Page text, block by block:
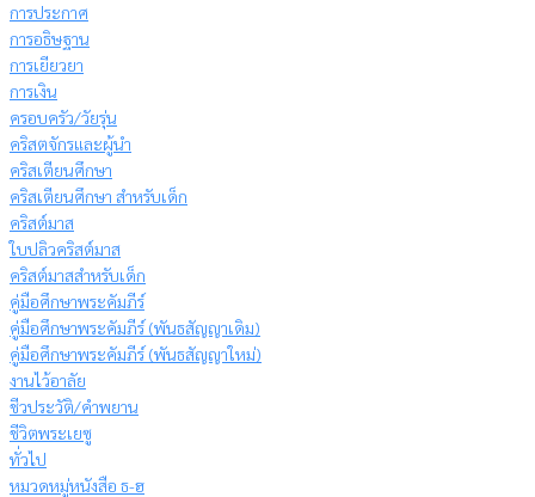
การประกาศ
การอธิษฐาน
การเยียวยา
การเงิน
ครอบครัว/วัยรุ่น
คริสตจักรและผู้นำ
คริสเตียนศึกษา
คริสเตียนศึกษา สำหรับเด็ก
คริสต์มาส
ใบปลิวคริสต์มาส
คริสต์มาสสำหรับเด็ก
คู่มือศึกษาพระคัมภีร์
คู่มือศึกษาพระคัมภีร์ (พันธสัญญาเดิม)
คู่มือศึกษาพระคัมภีร์ (พันธสัญญาใหม่)
งานไว้อาลัย
ชีวประวัติ/คำพยาน
ชีวิตพระเยซู
ทั่วไป
หมวดหมู่หนังสือ ธ-ฮ